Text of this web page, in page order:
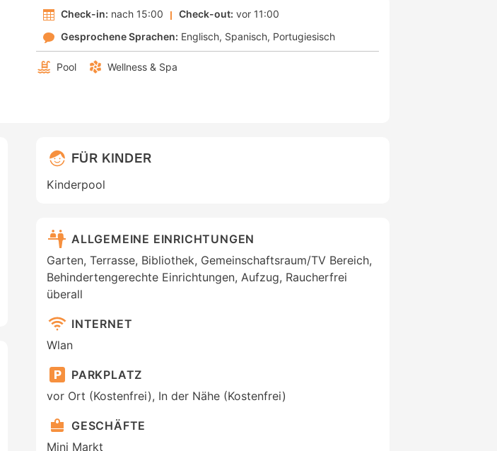
Check-in: nach 15:00 Check-out: vor 11:00
Gesprochene Sprachen: Englisch Spanisch Portugiesisch
Pool Wellness & Spa
FÜR KINDER
Kinderpool
ALLGEMEINE EINRICHTUNGEN
Garten, Terrasse, Bibliothek, Gemeinschaftsraum/TV Bereich,
Behindertengerechte Einrichtungen, Aufzug, Raucherfrei
überall
INTERNET
Wlan
PARKPLATZ
vor Ort (Kostenfrei), In der Nähe (Kostenfrei)
GESCHÄFTE
Mini Markt